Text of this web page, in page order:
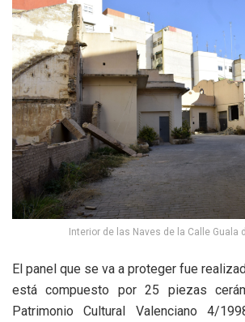
Interior de las Naves de la Calle Guala
El panel que se va a proteger fue
está compuesto por 25 piezas
Patrimonio Cultural Valenciano 4/